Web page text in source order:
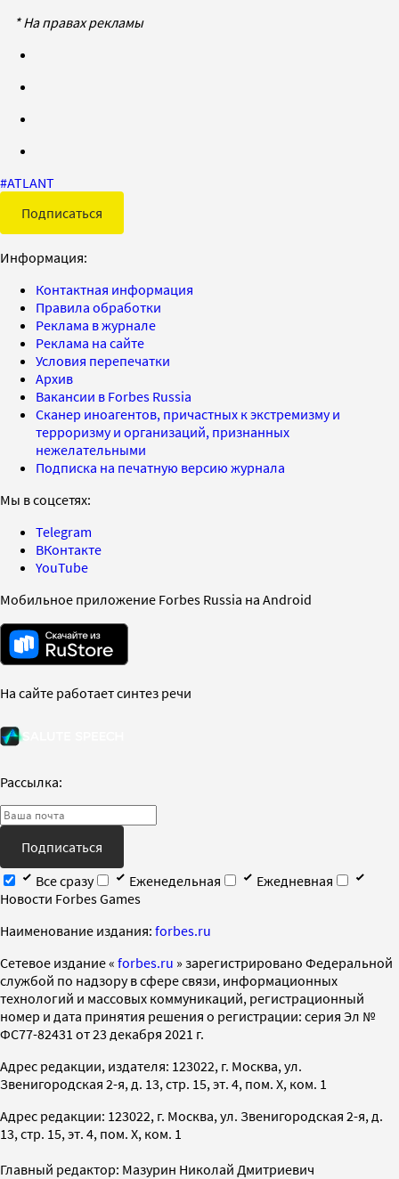
* На правах рекламы
#ATLANT
Подписаться
Информация:
Контактная информация
Правила обработки
Реклама в журнале
Реклама на сайте
Условия перепечатки
Архив
Вакансии в Forbes Russia
Сканер иноагентов, причастных к экстремизму и
терроризму и организаций, признанных
нежелательными
Подписка на печатную версию журнала
Мы в соцсетях:
Telegram
ВКонтакте
YouTube
Мобильное приложение Forbes Russia на Android
На сайте работает синтез речи
Рассылка:
Подписаться
Все сразу
Еженедельная
Ежедневная
Новости Forbes Games
Наименование издания: forbes.ru
Cетевое издание « forbes.ru » зарегистрировано Федеральной
службой по надзору в сфере связи, информационных
технологий и массовых коммуникаций, регистрационный
номер и дата принятия решения о регистрации: серия Эл №
ФС77-82431 от 23 декабря 2021 г.
Адрес редакции, издателя: 123022, г. Москва, ул.
Звенигородская 2-я, д. 13, стр. 15, эт. 4, пом. X, ком. 1
Адрес редакции: 123022, г. Москва, ул. Звенигородская 2-я, д.
13, стр. 15, эт. 4, пом. X, ком. 1
Главный редактор: Мазурин Николай Дмитриевич